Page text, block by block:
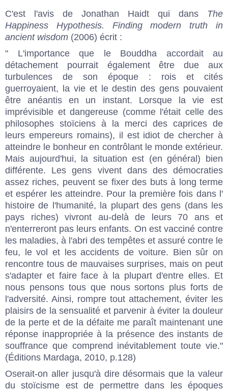
C'est l'avis de Jonathan Haidt qui dans The
Happiness Hypothesis. Finding modern truth in
ancient wisdom (2006) écrit :
" L'importance que le Bouddha accordait au
détachement pourrait également être due aux
turbulences de son époque : rois et cités
guerroyaient, la vie et le destin des gens pouvaient
être anéantis en un instant. Lorsque la vie est
imprévisible et dangereuse (comme l'était celle des
philosophes stoïciens à la merci des caprices de
leurs empereurs romains), il est idiot de chercher à
atteindre le bonheur en contrôlant le monde extérieur.
Mais aujourd'hui, la situation est (en général) bien
différente. Les gens vivent dans des démocraties
assez riches, peuvent se fixer des buts à long terme
et espérer les atteindre. Pour la première fois dans l'
histoire de l'humanité, la plupart des gens (dans les
pays riches) vivront au-delà de leurs 70 ans et
n'enterreront pas leurs enfants. On est vacciné contre
les maladies, à l'abri des tempêtes et assuré contre le
feu, le vol et les accidents de voiture. Bien sûr on
rencontre tous de mauvaises surprises, mais on peut
s'adapter et faire face à la plupart d'entre elles. Et
nous pensons tous que nous sortons plus forts de
l'adversité. Ainsi, rompre tout attachement, éviter les
plaisirs de la sensualité et parvenir à éviter la douleur
de la perte et de la défaite me paraît maintenant une
réponse inappropriée à la présence des instants de
souffrance que comprend inévitablement toute vie."
(Éditions Mardaga, 2010, p.128)
Oserait-on aller jusqu'à dire désormais que la valeur
du stoïcisme est de permettre dans les époques